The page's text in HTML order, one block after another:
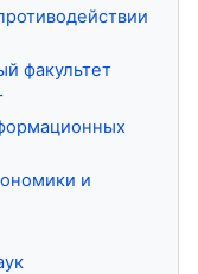
факультет
и